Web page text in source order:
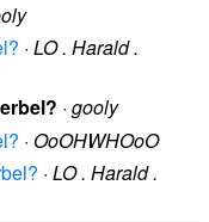
· LO . Harald .
· gooly
· OoOHWHOoO
· LO . Harald .